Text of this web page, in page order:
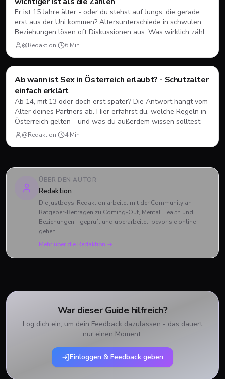
Er ist 15 Jahre älter - oder du stehst auf Jungs, die gerade
erst aus der Uni kommen? Altersunterschiede in schwulen
Beziehungen lösen oft Diskussionen aus. Was wirklich zählt,
damit es funktioniert.
@Redaktion· 6 Min
Style & Body
Ab wann ist Sex in Österreich erlaubt? - Schutzalter
einfach erklärt
Ab 14, mit 13 oder doch erst später? Die Antwort hängt vom
Alter deines Partners ab. Hier erfährst du, welche Regeln in
Österreich gelten - und was du außerdem wissen solltest.
@Redaktion· 4Min
ÜBER DEN AUTOR
Redaktion
Die justboys-Redaktion arbeitet mit der Community an
Ratgeber-Beiträgen zu Coming-Out, Mental Health und
Beziehungen - geprüft und überarbeitet, bevor sie online
gehen.
Mehr über die Redaktion →
War dieser Guide hilfreich?
Log dich ein, um dein Feedback dazulassen - das dauert
nur einen Moment.
Einloggen & Feedback geben